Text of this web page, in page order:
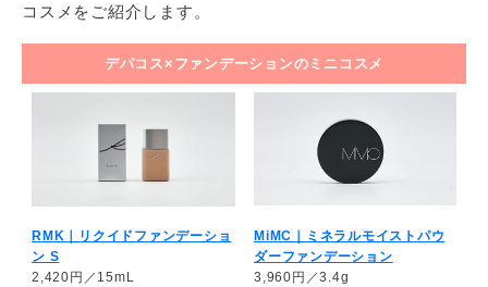
コスメをご紹介します。
デパコス×ファンデーションのミニコスメ
RMK｜リクイドファンデーショ
ン S
2,420円／15mL
MiMC｜ミネラルモイストパウ
ダーファンデーション
3,960円／3.4g